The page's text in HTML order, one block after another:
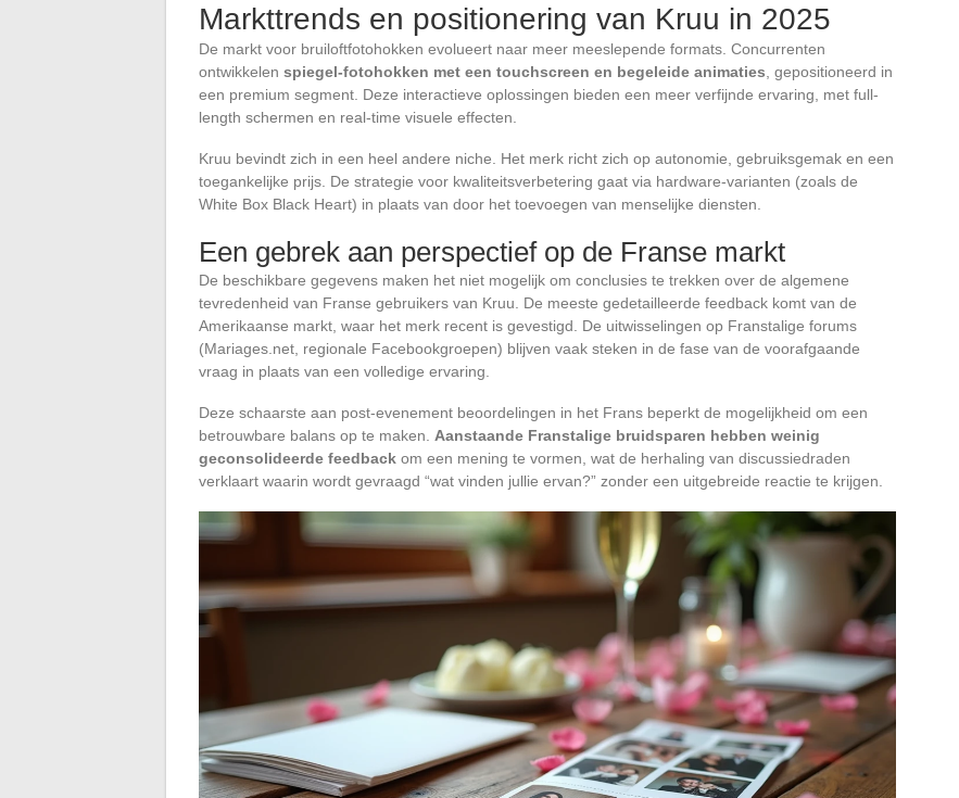
Markttrends en positionering van Kruu in 2025
De markt voor bruiloftfotohokken evolueert naar meer meeslepende formats. Concurrenten
ontwikkelen spiegel-fotohokken met een touchscreen en begeleide animaties , gepositioneerd in
een premium segment. Deze interactieve oplossingen bieden een meer verfijnde ervaring, met full-
length schermen en real-time visuele effecten.
Kruu bevindt zich in een heel andere niche. Het merk richt zich op autonomie, gebruiksgemak en een
toegankelijke prijs. De strategie voor kwaliteitsverbetering gaat via hardware-varianten (zoals de
White Box Black Heart) in plaats van door het toevoegen van menselijke diensten.
Een gebrek aan perspectief op de Franse markt
De beschikbare gegevens maken het niet mogelijk om conclusies te trekken over de algemene
tevredenheid van Franse gebruikers van Kruu. De meeste gedetailleerde feedback komt van de
Amerikaanse markt, waar het merk recent is gevestigd. De uitwisselingen op Franstalige forums
(Mariages.net, regionale Facebookgroepen) blijven vaak steken in de fase van de voorafgaande
vraag in plaats van een volledige ervaring.
Deze schaarste aan post-evenement beoordelingen in het Frans beperkt de mogelijkheid om een
betrouwbare balans op te maken. Aanstaande Franstalige bruidsparen hebben weinig
geconsolideerde feedback om een mening te vormen, wat de herhaling van discussiedraden
verklaart waarin wordt gevraagd “wat vinden jullie ervan?” zonder een uitgebreide reactie te krijgen.